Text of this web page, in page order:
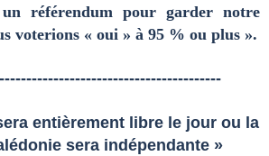
référendum pour garder notre
voterions « oui » à 95 % ou plus ».
entièrement libre le jour ou la
sera indépendante »